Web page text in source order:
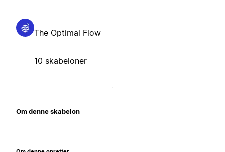
The Optimal Flow
10 skabeloner
Om denne skabelon